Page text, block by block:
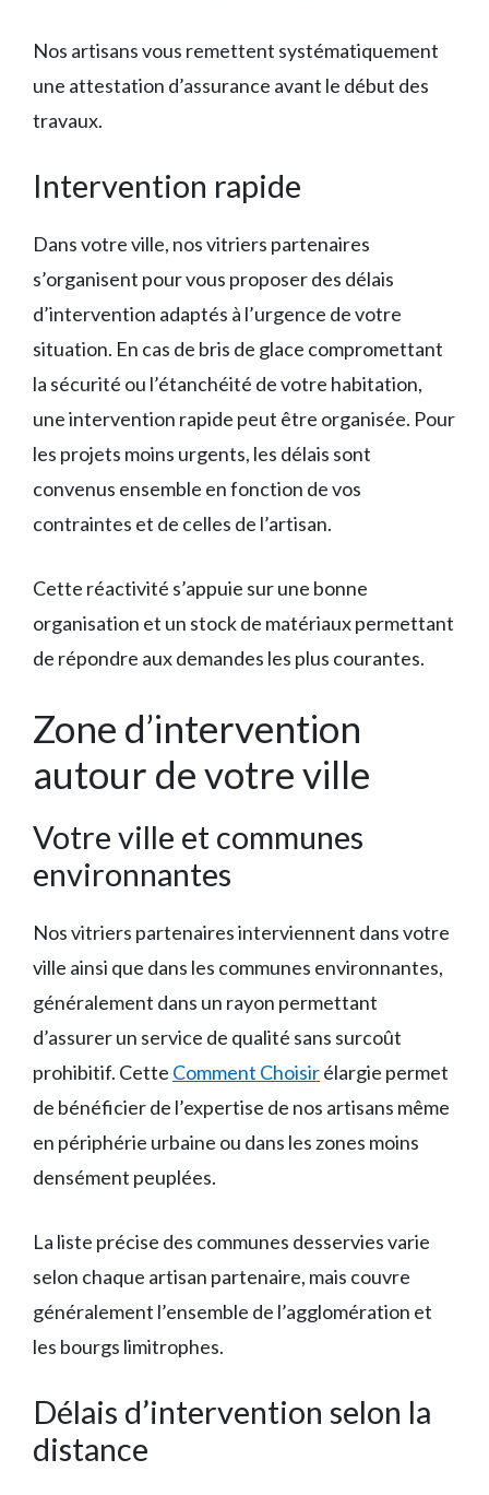
Nos artisans vous remettent systématiquement
une attestation d’assurance avant le début des
travaux.
Intervention rapide
Dans votre ville, nos vitriers partenaires
s’organisent pour vous proposer des délais
d’intervention adaptés à l’urgence de votre
situation. En cas de bris de glace compromettant
la sécurité ou l’étanchéité de votre habitation,
une intervention rapide peut être organisée. Pour
les projets moins urgents, les délais sont
convenus ensemble en fonction de vos
contraintes et de celles de l’artisan.
Cette réactivité s’appuie sur une bonne
organisation et un stock de matériaux permettant
de répondre aux demandes les plus courantes.
Zone d’intervention
autour de votre ville
Votre ville et communes
environnantes
Nos vitriers partenaires interviennent dans votre
ville ainsi que dans les communes environnantes,
généralement dans un rayon permettant
d’assurer un service de qualité sans surcoût
prohibitif. Cette Comment Choisirélargie permet
de bénéficier de l’expertise de nos artisans même
en périphérie urbaine ou dans les zones moins
densément peuplées.
La liste précise des communes desservies varie
selon chaque artisan partenaire, mais couvre
généralement l’ensemble de l’agglomération et
les bourgs limitrophes.
Délais d’intervention selon la
distance